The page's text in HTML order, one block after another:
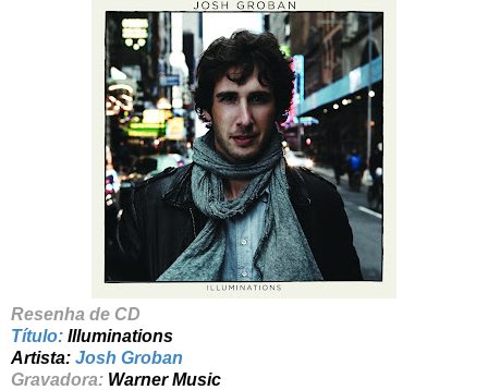
Resenha de CD
Título: Illuminations
Artista: Josh Groban
Gravadora: Warner Music